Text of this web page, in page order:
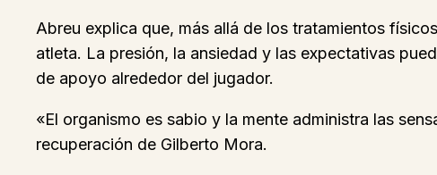
Abreu explica que, más allá de los tratamientos
atleta. La presión, la ansiedad y las expectativas
de apoyo alrededor del jugador.
«El organismo es sabio y la mente administra las
recuperación de Gilberto Mora.